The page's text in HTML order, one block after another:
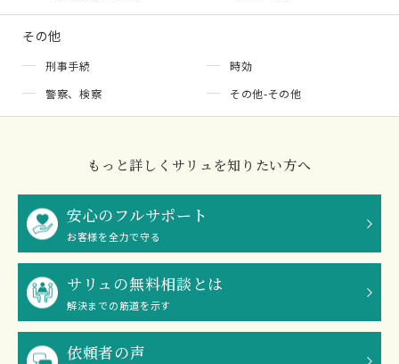
その他
刑事手続
時効
警察、検察
その他-その他
もっと詳しくサリュを知りたい方へ
安心のフルサポート
お客様を全力で守る
サリュの無料相談とは
解決までの筋道を示す
依頼者の声